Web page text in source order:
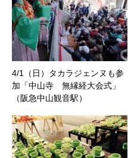
4/1（日）タカラジェンヌも参
加「中山寺 無縁経大会式」
（阪急中山観音駅）